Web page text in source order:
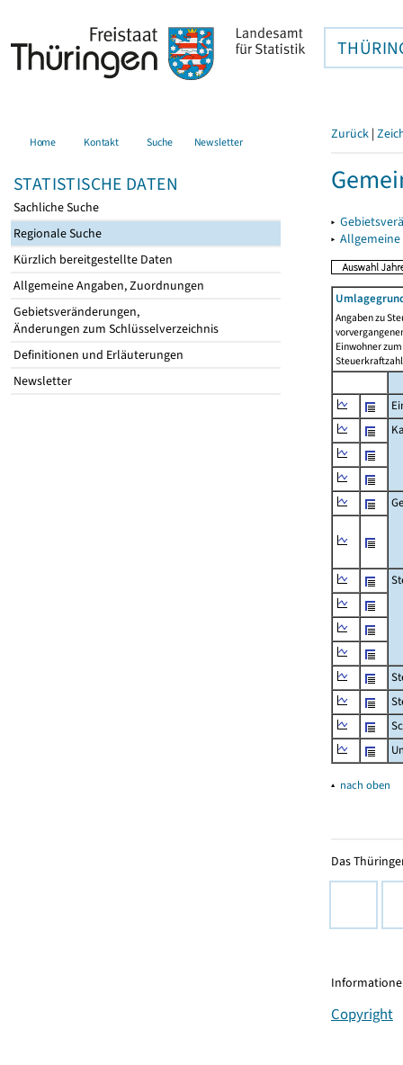
Home Kontakt Suche Newsletter
STATISTISCHE DATEN
Sachliche Suche
Regionale Suche
Kürzlich bereitgestellte Daten
Allgemeine Angaben, Zuordnungen
Gebietsveränderungen,
Änderungen zum Schlüsselverzeichnis
Definitionen und Erläuterungen
Newsletter
Zurück |
▸
▸
Angaben zu
Einwohner
▴ nach oben
Das
Copyright